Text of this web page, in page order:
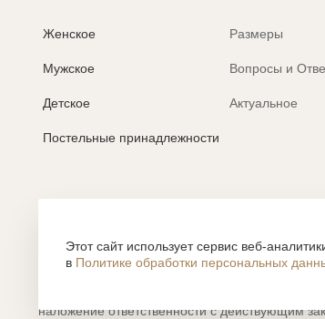
Женское
Мужское
Детское
Постельные принадлежности
Размеры
Вопросы и
Актуальное
Согласие на обработку персональных данных
Все содержание, представленное или
наложение ответственности с действующим
Этот сайт использует сервис веб-
в Политике обработки персональных